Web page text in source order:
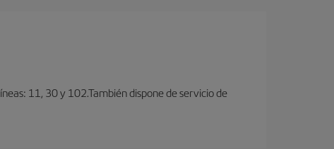
11, 30 y 102.También dispone de servicio de